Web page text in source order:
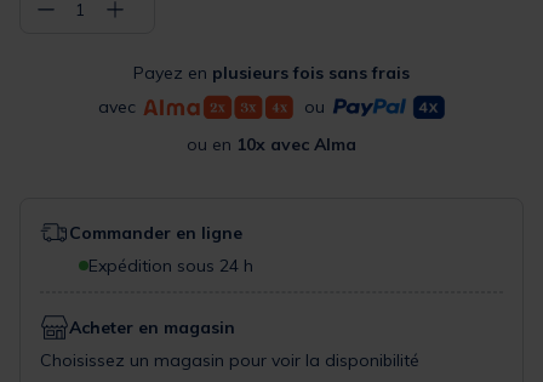
− 1 +
Payez en plusieurs fois sans frais
avec
ou
ou en 10x avec Alma
Commander en ligne
Expédition sous 24 h
Acheter en magasin
Choisissez un magasin pour voir la disponibilité